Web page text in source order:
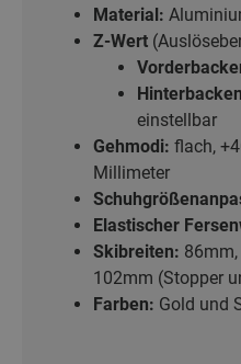
Material:
Z-Wert
einstellbar
Gehmodi: flach,
Millimeter
Elastischer
Skibreiten:
102mm (Stopper
Farben: Gold und